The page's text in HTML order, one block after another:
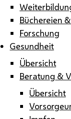
Büchereien
Forschung
Gesundheit
Übersicht
Beratung &
Übersicht